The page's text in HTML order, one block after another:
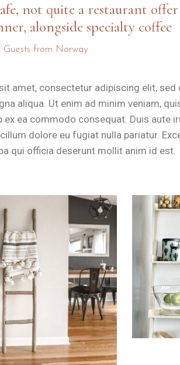
not quite a restaurant
alongside specialty coffee
from Norway
amet, consectetur adipiscing elit,
aliqua. Ut enim ad minim veniam,
ex ea commodo consequat. Duis aute
dolore eu fugiat nulla pariatur.
qui officia deserunt mollit anim id est.